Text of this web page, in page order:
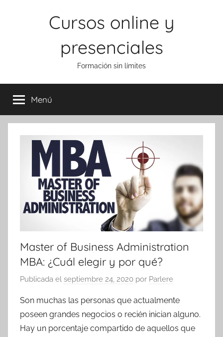
Cursos online y
presenciales
Formación sin límites
Menú
Master of Business Administration
MBA: ¿Cuál elegir y por qué?
Publicada el septiembre 24, 2020 por Parlere
Son muchas las personas que actualmente
poseen grandes negocios o recién inician alguno.
Hay un porcentaje compartido de aquellos que